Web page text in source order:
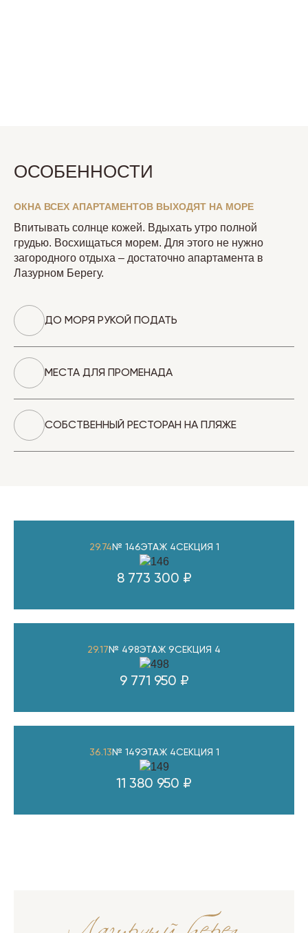
ОСОБЕННОСТИ
ОКНА ВСЕХ АПАРТАМЕНТОВ ВЫХОДЯТ НА МОРЕ
Впитывать солнце кожей. Вдыхать утро полной
грудью. Восхищаться морем. Для этого не нужно
загородного отдыха – достаточно апартамента в
Лазурном Берегу.
ДО МОРЯ РУКОЙ ПОДАТЬ
МЕСТА ДЛЯ ПРОМЕНАДА
СОБСТВЕННЫЙ РЕСТОРАН НА ПЛЯЖЕ
29.74 № 146ЭТАЖ 4СЕКЦИЯ 1
8 773 300 ₽
29.17 № 498ЭТАЖ 9СЕКЦИЯ 4
9 771 950 ₽
36.13 № 149ЭТАЖ 4СЕКЦИЯ 1
11 380 950 ₽